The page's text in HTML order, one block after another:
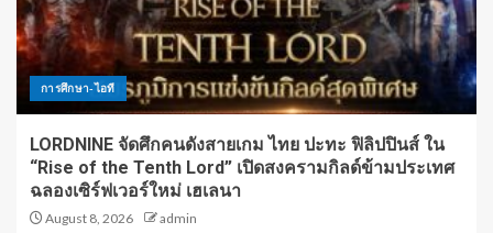
การศึกษา-ไอที
LORDNINE จัดศึกคนดังสายเกม ไทย ปะทะ ฟิลิปปินส์ ใน
“Rise of the Tenth Lord” เปิดสงครามกิลด์ข้ามประเทศ
ฉลองเซิร์ฟเวอร์ใหม่ เฮเลนา
August 8, 2026 admin